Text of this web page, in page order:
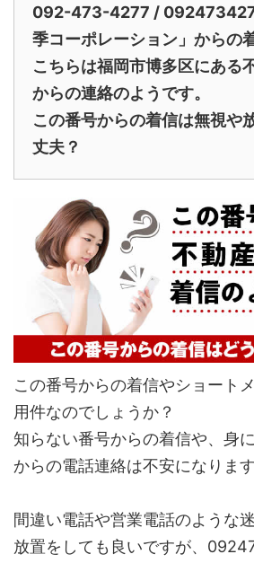
092-473-4277 /
季コーポレーション」からの
こちらは福岡市博多区にある
からの連絡のようです。
この番号からの着信は無視や
丈夫？
この番号からの着信やショート
用件なのでしょうか？
知らない番号からの着信や、身
からの電話連絡は不安になります
間違い電話や営業電話のような
放置をしても良いですが、